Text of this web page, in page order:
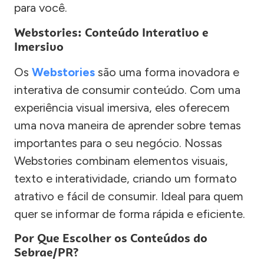
para você.
Webstories: Conteúdo Interativo e
Imersivo
Os Webstories são uma forma inovadora e
interativa de consumir conteúdo. Com uma
experiência visual imersiva, eles oferecem
uma nova maneira de aprender sobre temas
importantes para o seu negócio. Nossas
Webstories combinam elementos visuais,
texto e interatividade, criando um formato
atrativo e fácil de consumir. Ideal para quem
quer se informar de forma rápida e eficiente.
Por Que Escolher os Conteúdos do
Sebrae/PR?